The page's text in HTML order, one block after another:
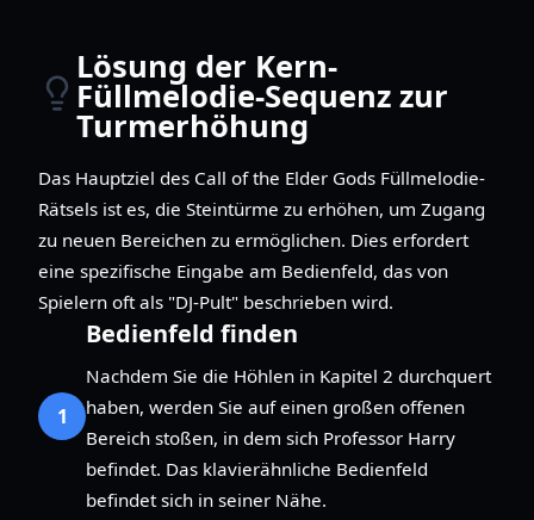
Lösung der Kern-
Füllmelodie-Sequenz zur
Turmerhöhung
Das Hauptziel des Call of the Elder Gods Füllmelodie-
Rätsels ist es, die Steintürme zu erhöhen, um Zugang
zu neuen Bereichen zu ermöglichen. Dies erfordert
eine spezifische Eingabe am Bedienfeld, das von
Spielern oft als "DJ-Pult" beschrieben wird.
1
Bedienfeld finden
Nachdem Sie die Höhlen in Kapitel 2 durchquert
haben, werden Sie auf einen großen offenen
Bereich stoßen, in dem sich Professor Harry
befindet. Das klavierähnliche Bedienfeld
befindet sich in seiner Nähe.